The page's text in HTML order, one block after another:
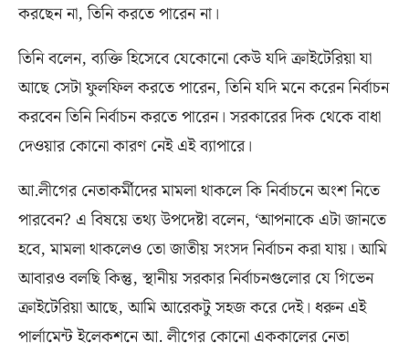
করছেন না,তিনি করতে পারেন না।
তিনি বলেন,ব্যক্তি হিসেবে যেকোনো কেউ যদি ক্রাইটেরিয়া যা
আছে সেটা ফুলফিল করতে পারেন,তিনি যদি মনে করেন নির্বাচন
করবেন তিনি নির্বাচন করতে পারেন। সরকারের দিক থেকে বাধা
দেওয়ার কোনো কারণ নেই এই ব্যাপারে।
আ.লীগের নেতাকর্মীদের মামলা থাকলে কি নির্বাচনে অংশ নিতে
পারবেন? এ বিষয়ে তথ্য উপদেষ্টা বলেন, ‘আপনাকে এটা জানতে
হবে,মামলা থাকলেও তো জাতীয় সংসদ নির্বাচন করা যায়। আমি
আবারও বলছি কিন্তু,স্থানীয় সরকার নির্বাচনগুলোর যে গিভেন
ক্রাইটেরিয়া আছে,আমি আরেকটু সহজ করে দেই। ধরুন এই
পার্লামেন্ট ইলেকশনে আ.লীগের কোনো এককালের নেতা